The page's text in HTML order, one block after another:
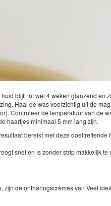
blijft tot wel 4 weken glanzend en
Haal de was voorzichtig uit de
Controleer de temperatuur van de
haartjes minimaal 5 mm lang zijn.
bereikt met deze
snel en is zonder strip makkelijk
zijn de ontharingscrèmes van Veet